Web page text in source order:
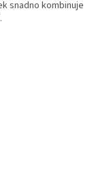
snadno kombinuje